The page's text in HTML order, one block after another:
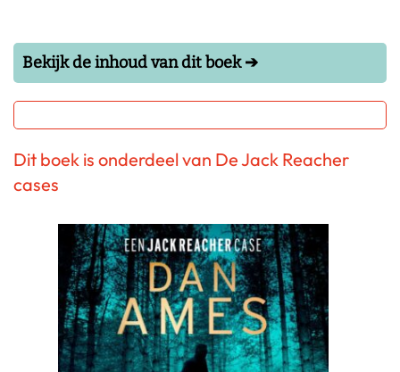
Bekijk de inhoud van dit boek ➔
Dit boek is onderdeel van De Jack Reacher
cases